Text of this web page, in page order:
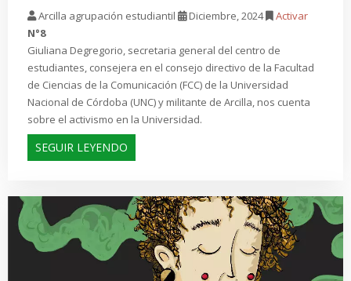
Arcilla agrupación estudiantil Diciembre, 2024
Activar
N°8
Giuliana Degregorio, secretaria general del centro de
estudiantes, consejera en el consejo directivo de la Facultad
de Ciencias de la Comunicación (FCC) de la Universidad
Nacional de Córdoba (UNC) y militante de Arcilla, nos cuenta
sobre el activismo en la Universidad.
SEGUIR LEYENDO